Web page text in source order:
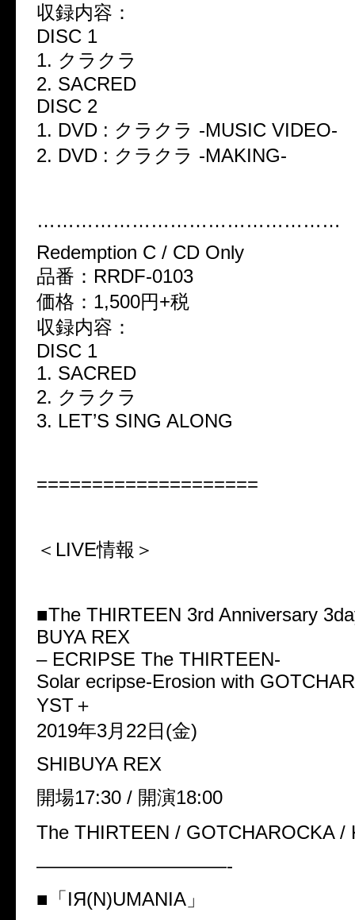
収録内容：
DISC 1
1. クラクラ
2. SACRED
DISC 2
1. DVD : クラクラ -MUSIC VIDEO-
2. DVD : クラクラ -MAKING-
…………………………………………
Redemption C / CD Only
品番： RRDF-0103
価格： 1,500円+税
収録内容：
DISC 1
1. SACRED
2. クラクラ
3. LET’S SING ALONG
====================
＜ LIVE情報＞
■The THIRTEEN 3rd Anniversary
BUYA REX
– ECRIPSE The THIRTEEN-
Solar ecripse-Erosion with
YST＋
2019年3月 22日 (金)
SHIBUYA REX
開場17:30 / 開演18:00
The THIRTEEN / GOTCHAROCKA /
——————————-
■ 「 IЯ(N)UMANIA 」